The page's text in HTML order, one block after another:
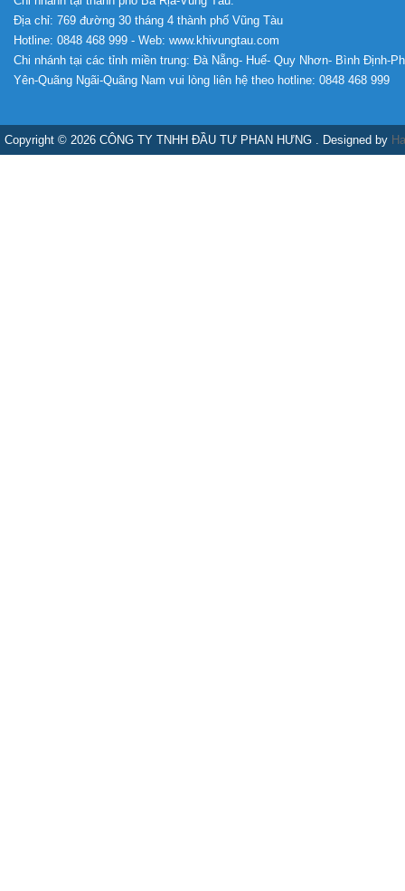
Địa chỉ: 769 đường 30 tháng 4 thành phố Vũng Tàu
Hotline: 0848 468 999 - Web: www.khivungtau.com
Chi nhánh tại các tỉnh miền trung: Đà Nẵng- Huế- Quy Nhơn- Bình Định-
Yên-Quãng Ngãi-Quãng Nam vui lòng liên hệ theo hotline: 0848 468 999
Copyright © 2026 CÔNG TY TNHH ĐẦU TƯ PHAN HƯNG . Designed by